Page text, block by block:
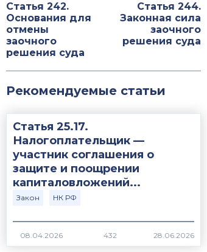
Статья 242.
Основания для
отмены
заочного
решения суда
Статья 244.
Законная сила
заочного
решения суда
Рекомендуемые статьи
Статья 25.17.
Налогоплательщик —
участник соглашения о
защите и поощрении
капиталовложений...
Закон НК РФ
432